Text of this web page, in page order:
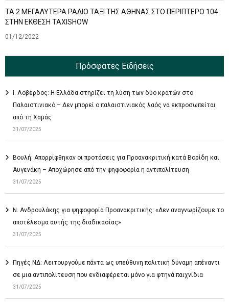
ΤΑ 2 ΜΕΓΑΛΥΤΕΡΑ ΡΑΔΙΟ ΤΑΞΙ ΤΗΣ ΑΘΗΝΑΣ ΣΤΟ ΠΕΡΙΠΤΕΡΟ 104
ΣΤΗΝ ΕΚΘΕΣΗ TAXISHOW
01/12/2022
Πρόσφατες Ειδήσεις
Ι. Λοβέρδος: Η Ελλάδα στηρίζει τη λύση των δύο κρατών στο
Παλαιστινιακό – Δεν μπορεί ο παλαιστινιακός λαός να εκπροσωπείται
από τη Χαμάς
31/07/2025
Βουλή: Απορρίφθηκαν οι προτάσεις για Προανακριτική κατά Βορίδη και
Αυγενάκη – Αποχώρησε από την ψηφοφορία η αντιπολίτευση
31/07/2025
Ν. Ανδρουλάκης για ψηφοφορία Προανακριτικής: «Δεν αναγνωρίζουμε το
αποτέλεσμα αυτής της διαδικασίας»
31/07/2025
Πηγές ΝΔ: Λειτουργούμε πάντα ως υπεύθυνη πολιτική δύναμη απέναντι
σε μια αντιπολίτευση που ενδιαφέρεται μόνο για φτηνά παιχνίδια
31/07/2025